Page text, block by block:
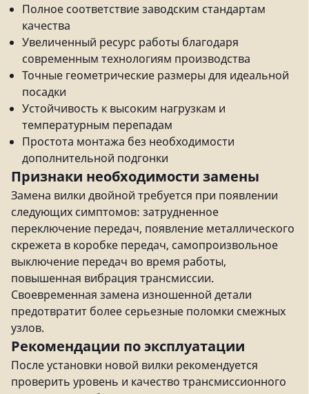
Полное соответствие заводским стандартам
качества
Увеличенный ресурс работы благодаря
современным технологиям производства
Точные геометрические размеры для идеальной
посадки
Устойчивость к высоким нагрузкам и
температурным перепадам
Простота монтажа без необходимости
дополнительной подгонки
Признаки необходимости замены
Замена вилки двойной требуется при появлении
следующих симптомов: затрудненное
переключение передач, появление металлического
скрежета в коробке передач, самопроизвольное
выключение передач во время работы,
повышенная вибрация трансмиссии.
Своевременная замена изношенной детали
предотвратит более серьезные поломки смежных
узлов.
Рекомендации по эксплуатации
После установки новой вилки рекомендуется
проверить уровень и качество трансмиссионного